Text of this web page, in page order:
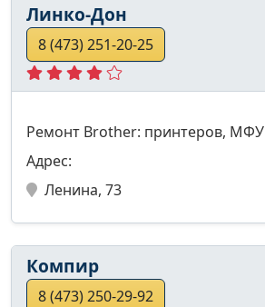
Линко-Дон
8 (473) 251-20-25
Ремонт Brother: принтеров, МФУ
Адрес:
Ленина, 73
Компир
8 (473) 250-29-92